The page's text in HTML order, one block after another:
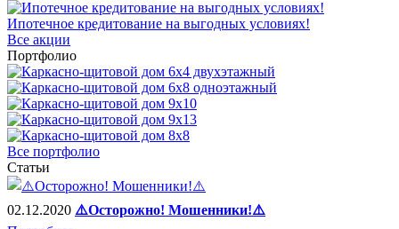
Ипотечное кредитование на выгодных условиях!
Все акции
Портфолио
Все портфолио
Статьи
02.12.2020 ⚠️Осторожно! Мошенники!⚠️